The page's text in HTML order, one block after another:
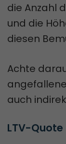
die Anzahl
und die
diesen
Achte
auch
LTV-Quote